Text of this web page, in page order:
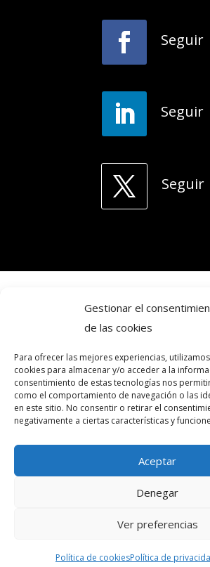
Gestionar el
de las cookies
Para ofrecer las mejores experiencias,
cookies para almacenar y/o acceder a la
consentimiento de estas tecnologías nos
como el comportamiento de navegación o las
en este sitio. No consentir o retirar el
negativamente a ciertas características y
Aceptar
Denegar
Ver preferencias
Política de cookiesPolítica de
Seguir
Seguir
Seguir
Copyright © 2024. Todos los
reservados.Frecuencia Murcia
Política de privacidad
Política de cookies (UE)
Contactar